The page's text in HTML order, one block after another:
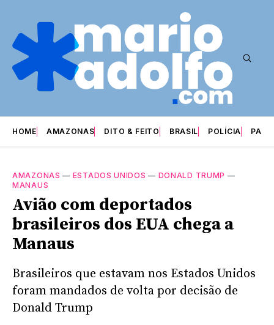
HOME AMAZONAS DITO & FEITO BRASIL POLÍCIA
AMAZONAS — ESTADOS UNIDOS — DONALD TRUMP —
MANAUS
Avião com deportados
brasileiros dos EUA chega a
Manaus
Brasileiros que estavam nos Estados Unidos
foram mandados de volta por decisão de
Donald Trump